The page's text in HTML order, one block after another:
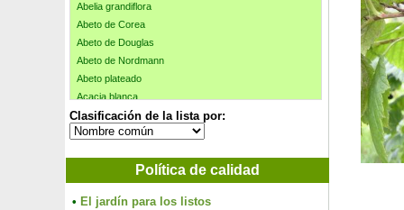
Abelia grandiflora
Abeto de Corea
Abeto de Douglas
Abeto de Nordmann
Abeto plateado
Acacia blanca
Acacia 'Casque rouge'
Acacia de 3 espinas 'inermis'
Acacia de Constantinopla 'Ombrella'
Acacia de Constantinopla 'Summer chocolate'
Acacia del Japón
Clasificación de la lista por:
Política de calidad
• El jardín para los listos